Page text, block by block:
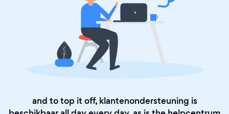
and to top it off, klantenondersteuning is